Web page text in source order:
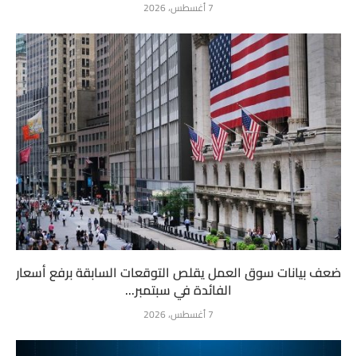
7 أغسطس، 2026
ضعف بيانات سوق العمل يقلص التوقعات السابقة برفع أسعار
الفائدة في سبتمبر...
7 أغسطس، 2026